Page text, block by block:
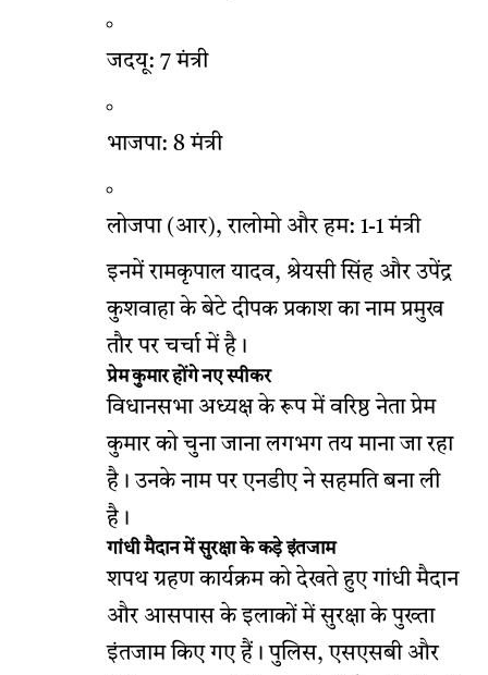
जदयू: 7 मंत्री
भाजपा: 8 मंत्री
लोजपा (आर), रालोमो और हम: 1-1 मंत्री
इनमें रामकृपाल यादव, श्रेयसी सिंह और उपेंद्र
कुशवाहा के बेटे दीपक प्रकाश का नाम प्रमुख
तौर पर चर्चा में है।
प्रेम कुमार होंगे नए स्पीकर
विधानसभा अध्यक्ष के रूप में वरिष्ठ नेता प्रेम
कुमार को चुना जाना लगभग तय माना जा रहा
है। उनके नाम पर एनडीए ने सहमति बना ली
है।
गांधी मैदान में सुरक्षा के कड़े इंतजाम
शपथ ग्रहण कार्यक्रम को देखते हुए गांधी मैदान
और आसपास के इलाकों में सुरक्षा के पुख्ता
इंतजाम किए गए हैं। पुलिस, एसएसबी और